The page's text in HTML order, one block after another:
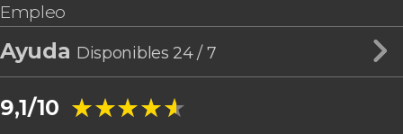
Empleo
Ayuda Disponibles 24 / 7
9,1/10 ★★★★★
★★★★★